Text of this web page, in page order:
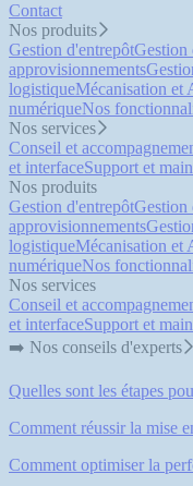
Contact
Nos produits
Gestion d'entrepôtGestion
approvisionnements
logistiqueMécanisation et
numériqueNos
Nos services
Conseil et
et interfaceSupport et
Nos produits
Gestion d'entrepôtGestion
approvisionnements
logistiqueMécanisation et
numériqueNos
Nos services
Conseil et
et interfaceSupport et
➡️ Nos conseils d'experts
Quelles sont les étapes
Comment réussir la mise
Comment optimiser la